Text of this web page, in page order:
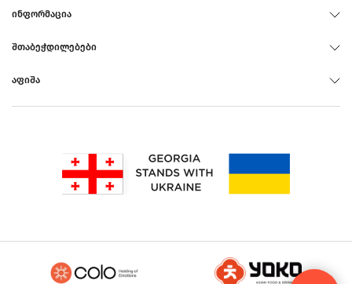
ᲘᲜᲤᲝᲠᲛᲐᲪᲘᲐ
ᲨᲗᲐᲑᲔᲭᲓᲘᲚᲔᲑᲔᲑᲘ
ᲐᲤᲘᲨᲐ